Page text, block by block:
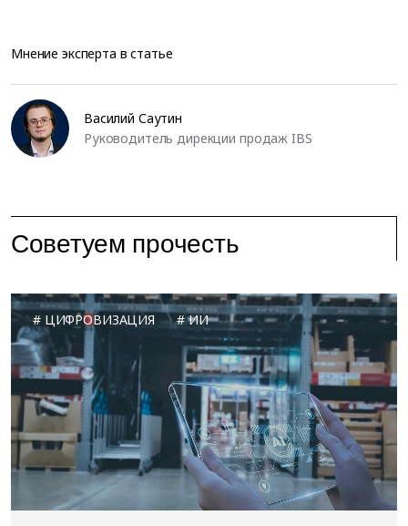
Мнение эксперта в статье
Василий Саутин
Руководитель дирекции продаж IBS
Советуем прочесть
ЦИФРОВИЗАЦИЯ ИИ